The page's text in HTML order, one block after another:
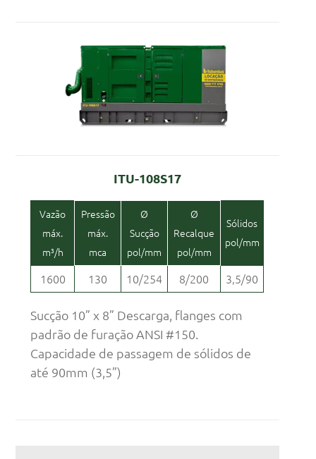
ITU-108S17
Vazão
máx.
m³/h
Pressão
máx.
mca
Ø
Sucção
pol/mm
Ø
Recalque
pol/mm
Sólidos
pol/mm
1600 130 10/254 8/200 3,5/90
Sucção 10” x 8” Descarga, flanges com
padrão de furação ANSI #150.
Capacidade de passagem de sólidos de
até 90mm (3,5”)